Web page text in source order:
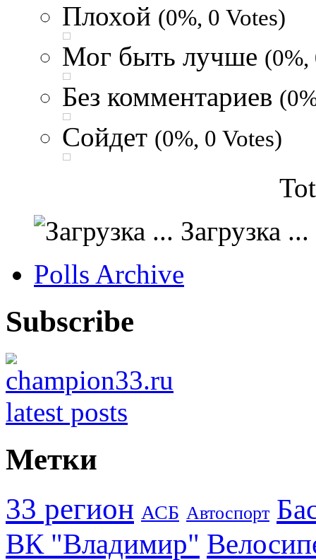
Плохой (0%, 0 Votes)
Мог быть лучше (0%,
Без комментариев
Сойдет (0%, 0 Votes)
Загрузка ...
Polls Archive
Subscribe
Метки
33 регион АСБ Автоспорт
ВК "Владимир"